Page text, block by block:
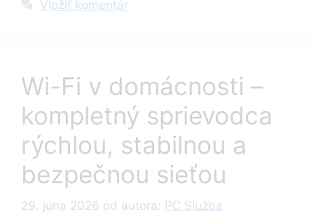
Vložiť komentár
Wi-Fi v domácnosti –
kompletný sprievodca
rýchlou, stabilnou a
bezpečnou sieťou
29. júna 2026 od autora: PC Služba